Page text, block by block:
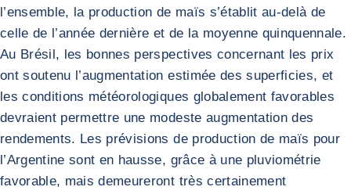
l’ensemble, la production de maïs s’établit au-delà de
celle de l’année dernière et de la moyenne quinquennale.
Au Brésil, les bonnes perspectives concernant les prix
ont soutenu l’augmentation estimée des superficies, et
les conditions météorologiques globalement favorables
devraient permettre une modeste augmentation des
rendements. Les prévisions de production de maïs pour
l’Argentine sont en hausse, grâce à une pluviométrie
favorable, mais demeureront très certainement